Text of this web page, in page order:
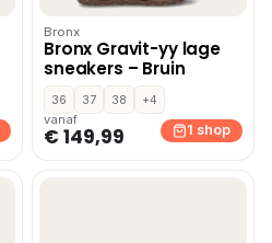
Bronx
Bronx Gravit-yy lage
sneakers – Bruin
36 37 38
+4
vanaf
€ 149,99 1 shop